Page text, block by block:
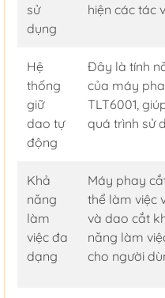
sử
dụng
hiện các tác
Hệ
thống
giữ
dao tự
động
Đây là tính
của máy
TLT6001,
quá trình sử
Khả
năng
làm
việc đa
dạng
Máy phay
thể làm việc
và dao cắt
năng làm
cho người